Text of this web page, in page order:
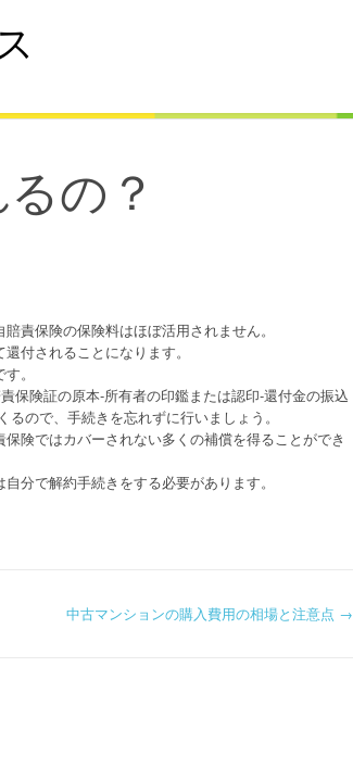
の？
責保険の保険料はほぼ活用されません。
付されることになります。
。
保険証の原本-所有者の印鑑または認印-還付金の振込
ので、手続きを忘れずに行いましょう。
険ではカバーされない多くの補償を得ることができ
分で解約手続きをする必要があります。
中古マンションの購入費用の相場と注意点 →